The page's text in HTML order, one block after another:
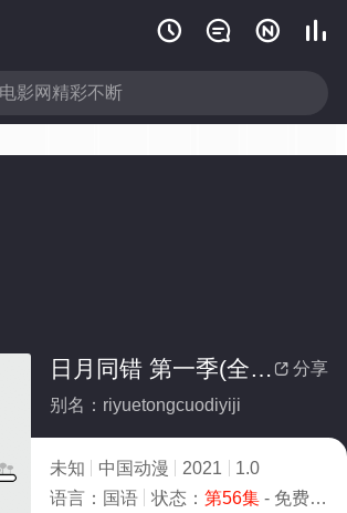
   
 分享
日月同错 第一季(全集)
别名：riyuetongcuodiyiji
未知 中国动漫 2021
1.0
语言： 国语 状态： 第56集- 免费在线观看